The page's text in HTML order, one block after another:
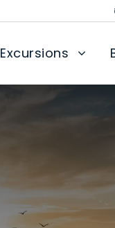
Excursions